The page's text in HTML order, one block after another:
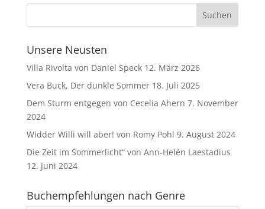
Unsere Neusten
Villa Rivolta von Daniel Speck 12. März 2026
Vera Buck, Der dunkle Sommer 18. Juli 2025
Dem Sturm entgegen von Cecelia Ahern 7. November
2024
Widder Willi will aber! von Romy Pohl 9. August 2024
Die Zeit im Sommerlicht“ von Ann-Helén Laestadius
12. Juni 2024
Buchempfehlungen nach Genre